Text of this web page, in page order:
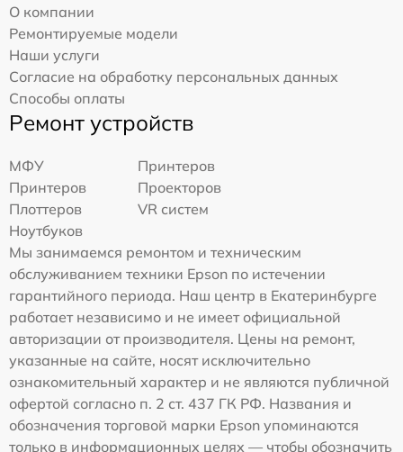
О компании
Ремонтируемые модели
Наши услуги
Согласие на обработку персональных данных
Способы оплаты
Ремонт устройств
МФУ
Принтеров
Принтеров
Проекторов
Плоттеров
VR систем
Ноутбуков
Мы занимаемся ремонтом и техническим
обслуживанием техники Epson по истечении
гарантийного периода. Наш центр в Екатеринбурге
работает независимо и не имеет официальной
авторизации от производителя. Цены на ремонт,
указанные на сайте, носят исключительно
ознакомительный характер и не являются публичной
офертой согласно п. 2 ст. 437 ГК РФ. Названия и
обозначения торговой марки Epson упоминаются
только в информационных целях — чтобы обозначить